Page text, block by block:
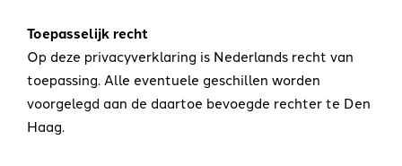
Toepasselijk recht
Op deze privacyverklaring is Nederlands recht van
toepassing. Alle eventuele geschillen worden
voorgelegd aan de daartoe bevoegde rechter te Den
Haag.